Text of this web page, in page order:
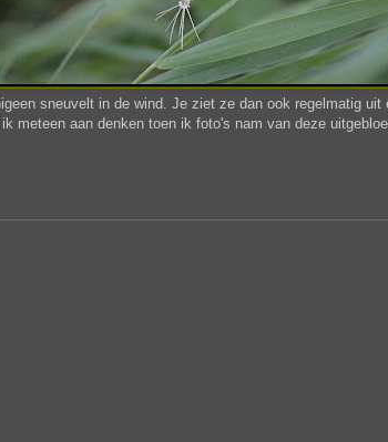
sneuvelt in de wind. Je ziet ze dan ook regelmatig uit
meteen aan denken toen ik foto's nam van deze